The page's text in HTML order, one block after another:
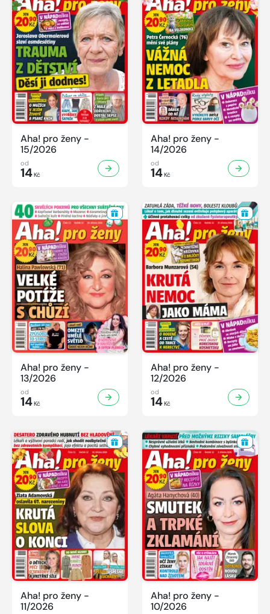
Aha! pro ženy -
15/2026
od
14Kč
Aha! pro ženy -
14/2026
od
14Kč
Aha! pro ženy -
13/2026
od
14Kč
Aha! pro ženy -
12/2026
od
14Kč
Aha! pro ženy -
11/2026
Aha! pro ženy -
10/2026